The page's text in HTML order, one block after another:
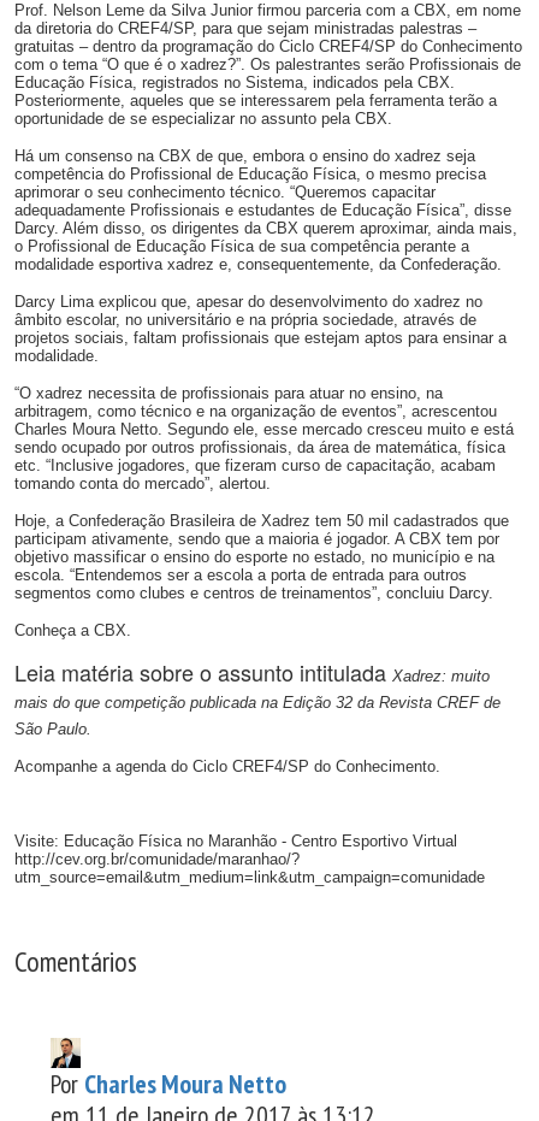
Prof. Nelson Leme da Silva Junior firmou parceria com a CBX, em nome
da diretoria do CREF4/SP, para que sejam ministradas palestras –
gratuitas – dentro da programação do Ciclo CREF4/SP do Conhecimento
com o tema “O que é o xadrez?”. Os palestrantes serão Profissionais de
Educação Física, registrados no Sistema, indicados pela CBX.
Posteriormente, aqueles que se interessarem pela ferramenta terão a
oportunidade de se especializar no assunto pela CBX.
Há um consenso na CBX de que, embora o ensino do xadrez seja
competência do Profissional de Educação Física, o mesmo precisa
aprimorar o seu conhecimento técnico. “Queremos capacitar
adequadamente Profissionais e estudantes de Educação Física”, disse
Darcy. Além disso, os dirigentes da CBX querem aproximar, ainda mais,
o Profissional de Educação Física de sua competência perante a
modalidade esportiva xadrez e, consequentemente, da Confederação.
Darcy Lima explicou que, apesar do desenvolvimento do xadrez no
âmbito escolar, no universitário e na própria sociedade, através de
projetos sociais, faltam profissionais que estejam aptos para ensinar a
modalidade.
“O xadrez necessita de profissionais para atuar no ensino, na
arbitragem, como técnico e na organização de eventos”, acrescentou
Charles Moura Netto. Segundo ele, esse mercado cresceu muito e está
sendo ocupado por outros profissionais, da área de matemática, física
etc. “Inclusive jogadores, que fizeram curso de capacitação, acabam
tomando conta do mercado”, alertou.
Hoje, a Confederação Brasileira de Xadrez tem 50 mil cadastrados que
participam ativamente, sendo que a maioria é jogador. A CBX tem por
objetivo massificar o ensino do esporte no estado, no município e na
escola. “Entendemos ser a escola a porta de entrada para outros
segmentos como clubes e centros de treinamentos”, concluiu Darcy.
Conheça a CBX.
Leia matéria sobre o assunto intitulada Xadrez: muito
mais do que competição publicada na Edição 32 da Revista CREF de
São Paulo.
Acompanhe a agenda do Ciclo CREF4/SP do Conhecimento.
Visite: Educação Física no Maranhão - Centro Esportivo Virtual
http://cev.org.br/comunidade/maranhao/?
utm_source=email&utm_medium=link&utm_campaign=comunidade
Comentários
Por Charles Moura Netto